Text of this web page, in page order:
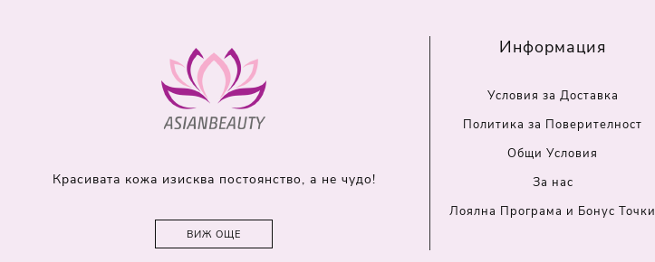
Красивата кожа изисква постоянство, а не чудо!
ВИЖ ОЩЕ
Информация
Условия за Доставка
Политика за Поверителност
Общи Условия
За нас
Лоялна Програма и Бонус Точки